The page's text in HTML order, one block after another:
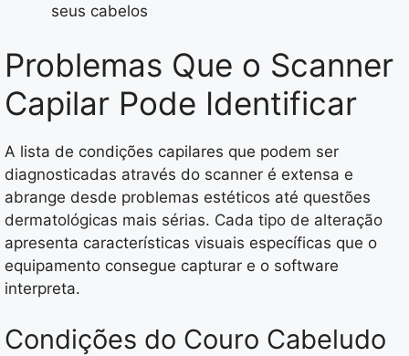
seus cabelos
Problemas Que o Scanner
Capilar Pode Identificar
A lista de condições capilares que podem ser
diagnosticadas através do scanner é extensa e
abrange desde problemas estéticos até questões
dermatológicas mais sérias. Cada tipo de alteração
apresenta características visuais específicas que o
equipamento consegue capturar e o software
interpreta.
Condições do Couro Cabeludo